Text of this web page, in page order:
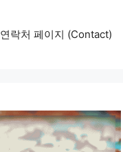
연락처 페이지 (Contact)